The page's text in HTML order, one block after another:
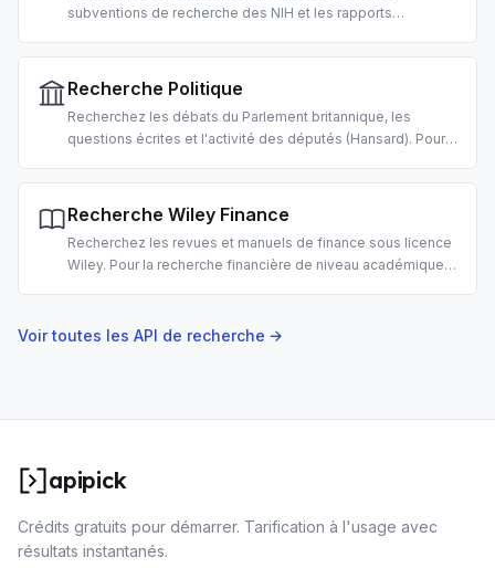
subventions de recherche des NIH et les rapports
Pour la recherche en santé publique et la
pharmacovigilance par IA.
Recherche Politique
Recherchez les débats du Parlement britannique, les
questions écrites et l'activité des députés (Hansard). Pour
politiques publiques par IA.
Recherche Wiley Finance
Recherchez les revues et manuels de finance sous licence
Wiley. Pour la recherche financière de niveau académique,
Voir toutes les API de recherche →
apipick
Crédits gratuits pour démarrer. Tarification à l'usage avec
résultats instantanés.